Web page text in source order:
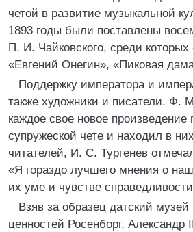
четой в развитие музыкальной
1893 годы были поставлены
П. И. Чайковского, среди которых
«Евгений Онегин», «Пиковая
Поддержку императора и
также художники и писатели. Ф.
каждое свое новое произведение
супружеской чете и находил в
читателей, И. С. Тургенев
«Я гораздо лучшего мнения о
их уме и чувстве
Взяв за образец датский музей
ценностей Росенборг, Александр